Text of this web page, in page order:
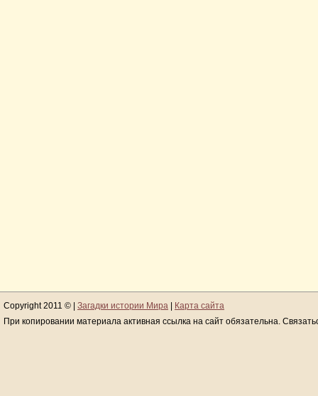
Copyright 2011 © | Загадки истории Мира
Карта сайта
При копировании материала активная ссылка на сайт обязательна.